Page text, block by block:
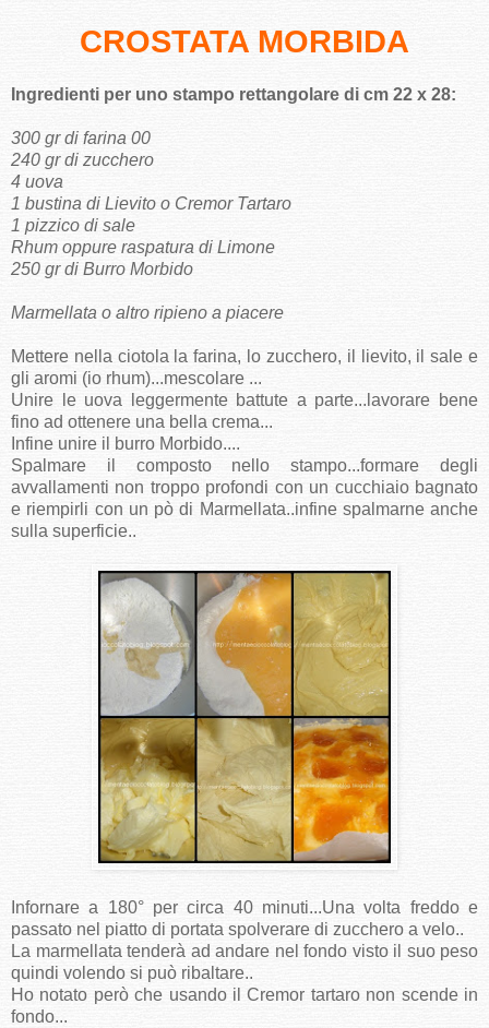
CROSTATA MORBIDA
Ingredienti per uno stampo rettangolare di cm 22 x 28:
300 gr di farina 00
240 gr di zucchero
4 uova
1 bustina di Lievito o Cremor Tartaro
1 pizzico di sale
Rhum oppure raspatura di Limone
250 gr di Burro Morbido
Marmellata o altro ripieno a piacere
Mettere nella ciotola la farina, lo zucchero, il lievito, il sale e
gli aromi (io rhum)...mescolare ...
Unire le uova leggermente battute a parte...lavorare bene
fino ad ottenere una bella crema...
Infine unire il burro Morbido....
Spalmare il composto nello stampo...formare degli
avvallamenti non troppo profondi con un cucchiaio bagnato
e riempirli con un pò di Marmellata..infine spalmarne anche
sulla superficie..
Infornare a 180° per circa 40 minuti...Una volta freddo e
passato nel piatto di portata spolverare di zucchero a velo..
La marmellata tenderà ad andare nel fondo visto il suo peso
quindi volendo si può ribaltare..
Ho notato però che usando il Cremor tartaro non scende in
fondo...